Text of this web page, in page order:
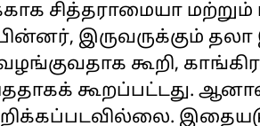
சித்தராமையா மற்றும்
இருவருக்கும்
கூறி,
கூறப்பட்டது.